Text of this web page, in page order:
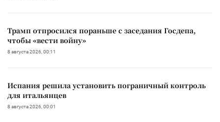
Трамп отпросился пораньше с заседания Госдепа,
чтобы «вести войну»
8 августа 2026, 00:11
Испания решила установить пограничный контроль
для итальянцев
8 августа 2026, 00:01